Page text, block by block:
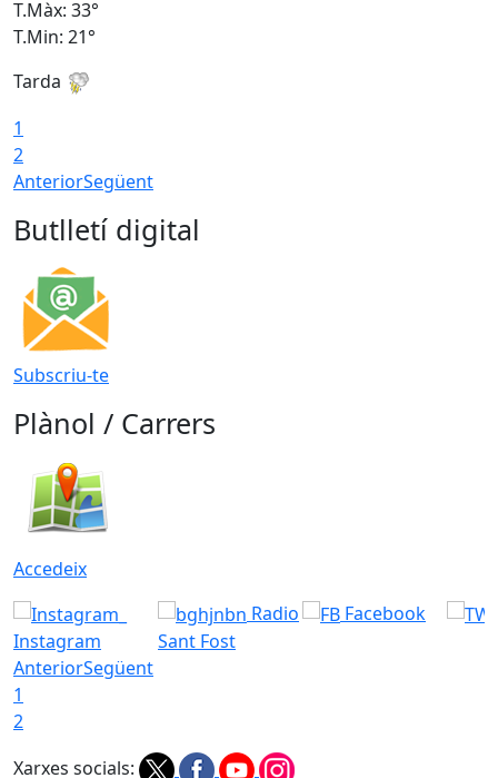
T.Màx: 33°
T.Min: 21°
Tarda
1
2
AnteriorSegüent
Butlletí digital
Subscriu-te
Plànol / Carrers
Accedeix
Instagram
Radio
Sant Fost
Facebook
AnteriorSegüent
1
2
Xarxes socials: